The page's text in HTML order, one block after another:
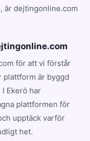
är dejtingonline.com
för att vi förstår
plattform är byggd
Ekerö har
plattformen för
upptäck varför
het.